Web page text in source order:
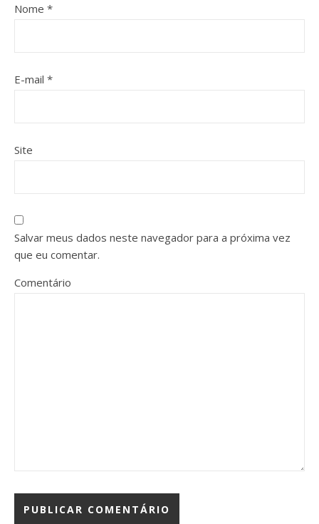
Nome *
E-mail *
Site
Salvar meus dados neste navegador para a próxima vez
que eu comentar.
Comentário